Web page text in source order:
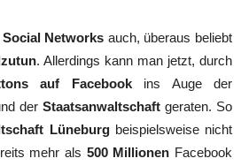
Social Networks auch, überaus beliebt
. Allerdings kann man jetzt, durch
auf Facebookins Auge der
der Staatsanwaltschaft geraten. So
Lüneburgbeispielsweise nicht
mehr als 500 Millionen Facebook